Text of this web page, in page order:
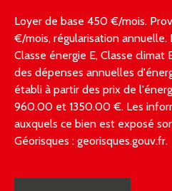
Loyer de base 450 €/mois.
€/mois, régularisation
Classe énergie E, Classe
des dépenses annuelles
établi à partir des prix de
960.00 et 1350.00 €. Les
auxquels ce bien est exposé
Géorisques : georisques.gouv.fr.